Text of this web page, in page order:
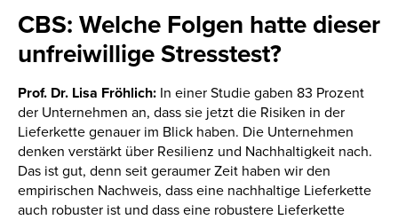
CBS: Welche Folgen hatte dieser
unfreiwillige Stresstest?
Prof. Dr. Lisa Fröhlich: In einer Studie gaben 83 Prozent
der Unternehmen an, dass sie jetzt die Risiken in der
Lieferkette genauer im Blick haben. Die Unternehmen
denken verstärkt über Resilienz und Nachhaltigkeit nach.
Das ist gut, denn seit geraumer Zeit haben wir den
empirischen Nachweis, dass eine nachhaltige Lieferkette
auch robuster ist und dass eine robustere Lieferkette